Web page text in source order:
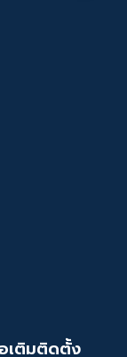
เติมติดตั้ง